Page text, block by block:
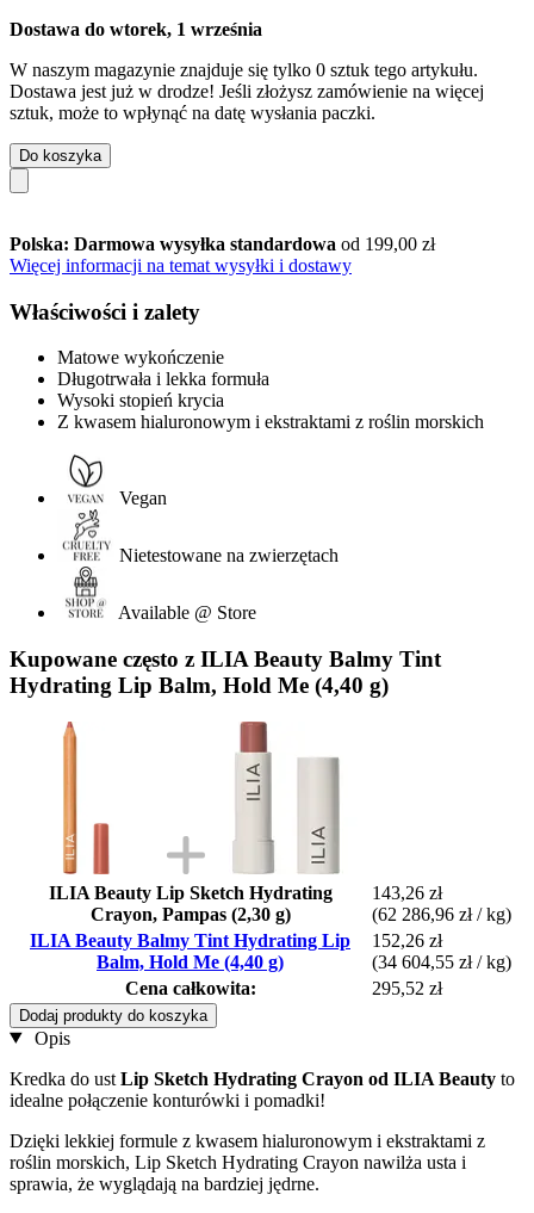
Dostawa do wtorek, 1 września
W naszym magazynie znajduje się tylko 0 sztuk tego artykułu.
Dostawa jest już w drodze! Jeśli złożysz zamówienie na więcej
sztuk, może to wpłynąć na datę wysłania paczki.
Do koszyka
Polska: Darmowa wysyłka standardowa od 199,00 zł
Więcej informacji na temat wysyłki i dostawy
Właściwości i zalety
Matowe wykończenie
Długotrwała i lekka formuła
Wysoki stopień krycia
Z kwasem hialuronowym i ekstraktami z roślin morskich
Vegan
Nietestowane na zwierzętach
Available @ Store
Kupowane często z ILIA Beauty Balmy Tint
Hydrating Lip Balm, Hold Me (4,40 g)
ILIA Beauty Lip Sketch Hydrating
Crayon, Pampas (2,30 g)
143,26 zł
(62 286,96 zł / kg)
ILIA Beauty Balmy Tint Hydrating Lip
Balm, Hold Me (4,40 g)
152,26 zł
(34 604,55 zł / kg)
Cena całkowita:
295,52 zł
Dodaj produkty do koszyka
Opis
Kredka do ust Lip Sketch Hydrating Crayon od ILIA Beauty to
idealne połączenie konturówki i pomadki!
Dzięki lekkiej formule z kwasem hialuronowym i ekstraktami z
roślin morskich, Lip Sketch Hydrating Crayon nawilża usta i
sprawia, że wyglądają na bardziej jędrne.